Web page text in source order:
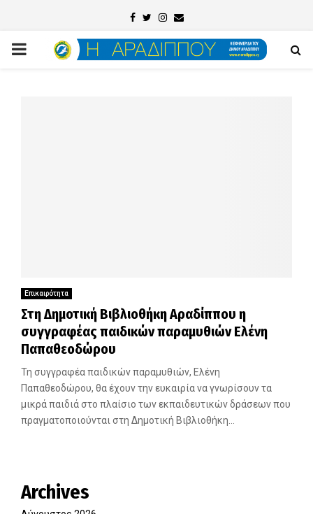
Facebook
TwitterInstagram
Email
PRIMARY
Επικαιρότητα
Στη Δημοτική Βιβλιοθήκη Αραδίππου η
συγγραφέας παιδικών παραμυθιών Ελένη
Παπαθεοδώρου
Τη συγγραφέα παιδικών παραμυθιών, Ελένη
Παπαθεοδώρου, θα έχουν την ευκαιρία να γνωρίσουν τα
μικρά παιδιά στο πλαίσιο των εκπαιδευτικών δράσεων που
πραγματοποιούνται στη Δημοτική Βιβλιοθήκη...
Archives